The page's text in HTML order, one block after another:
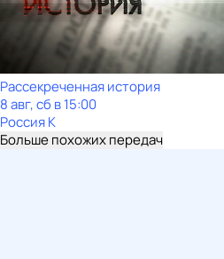
Рассекреченная история
8 авг, сб в 15:00
Россия К
Больше похожих передач